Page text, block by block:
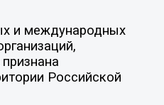
и международных
Российской